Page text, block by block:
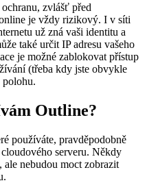
zvlášť před
je vždy rizikový. I v síti
už zná vaši identitu a
také určit IP adresu vašeho
je možné zablokovat přístup
(třeba kdy jste obvykle
Outline?
používáte, pravděpodobně
serveru. Někdy
nebudou moct zobrazit